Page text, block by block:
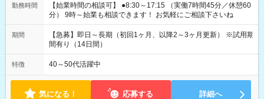
勤務時間
【始業時間の相談可】 ●8:30～17:15 （実働7時間45分／休憩60
分） 9時～始業も相談できます！ お気軽にご相談下さいね
期間
【急募】即日～長期（初回1ヶ月、以降2～3ヶ月更新） ※試用期
間有り（14日間）
特徴 40～50代活躍中
気になる！ 応募する 詳細へ